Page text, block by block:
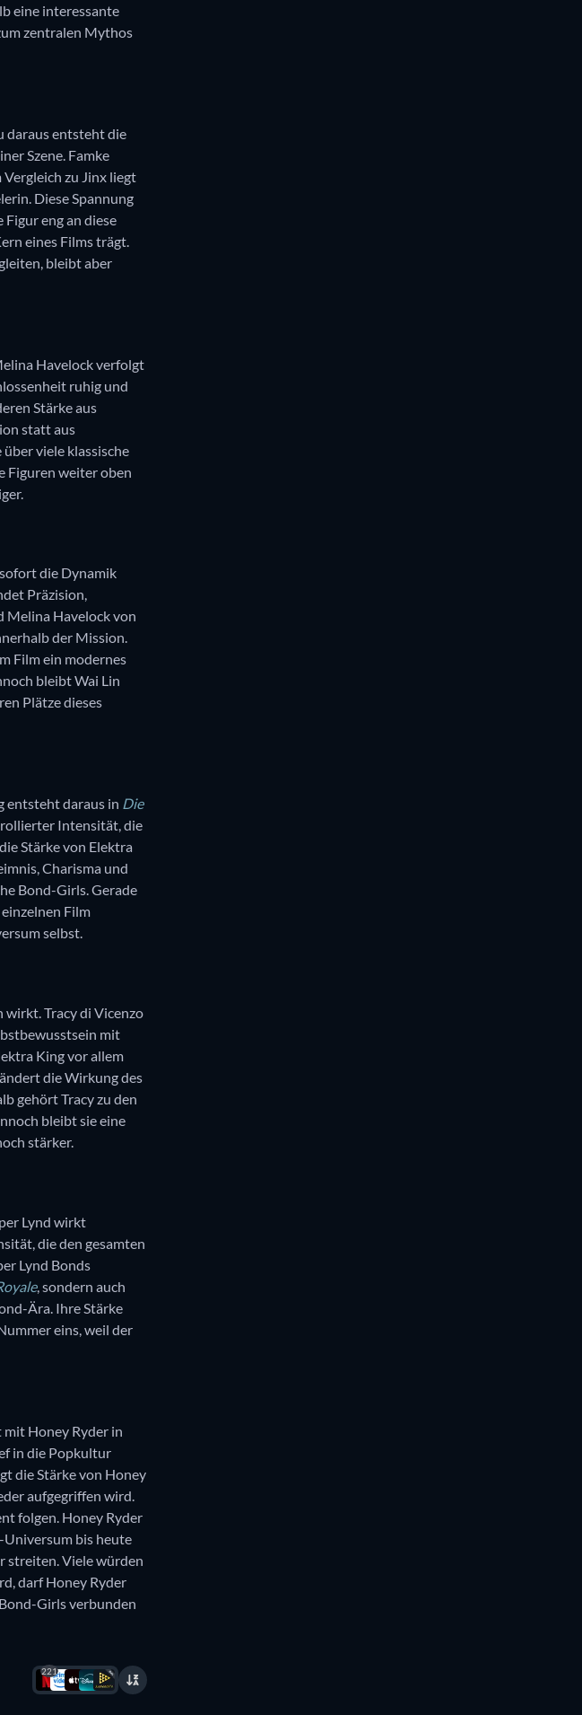
eine interessante
zentralen Mythos
daraus entsteht die
Szene. Famke
zu Jinx liegt
Diese Spannung
eng an diese
eines Films trägt.
bleibt aber
Havelock verfolgt
ruhig und
Stärke aus
statt aus
viele klassische
Figuren weiter oben
die Dynamik
Präzision,
Melina Havelock von
der Mission.
Film ein modernes
bleibt Wai Lin
Plätze dieses
entsteht daraus in Die
Intensität, die
Stärke von Elektra
Charisma und
Bond-Girls. Gerade
Film
selbst.
wirkt. Tracy di Vicenzo
mit
King vor allem
die Wirkung des
gehört Tracy zu den
bleibt sie eine
stärker.
Lynd wirkt
die den gesamten
Lynd Bonds
, sondern auch
Ära. Ihre Stärke
eins, weil der
mit Honey Ryder in
in die Popkultur
die Stärke von Honey
aufgegriffen wird.
folgen. Honey Ryder
Universum bis heute
streiten. Viele würden
darf Honey Ryder
Girls verbunden
221